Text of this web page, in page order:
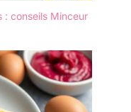
fait une culture
planches en
sont
sûres
et
: conseils Minceur